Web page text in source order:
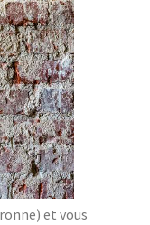
et vous